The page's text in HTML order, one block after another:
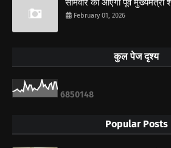
February 01, 2026
कुल पेज दृश्य
6850148
Popular Posts